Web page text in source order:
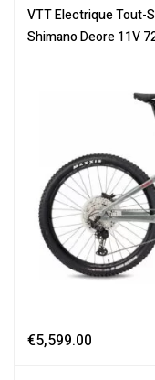
Tout-Suspendus ,Vélo
Électriques
VTT Electrique Tout-
Shimano Deore 11V
€5,599.00